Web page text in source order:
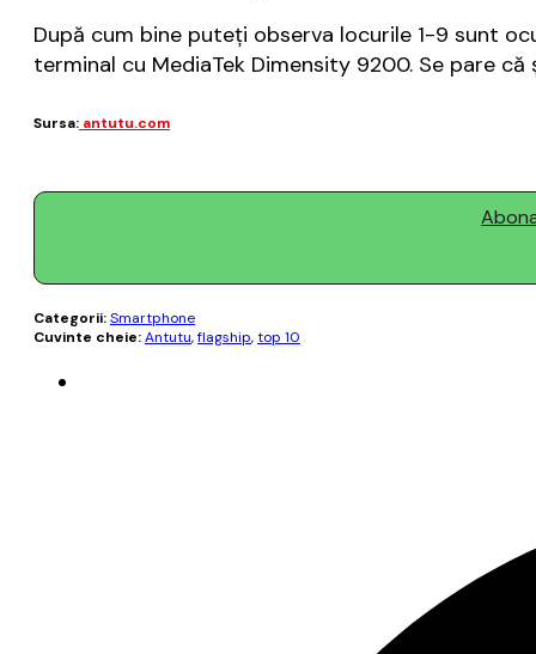
După cum bine puteţi observa locurile 1-9 sunt
terminal cu MediaTek Dimensity 9200. Se pare
Sursa: antutu.com
Categorii:Smartphone
Cuvinte cheie:Antutu,flagship,top 10